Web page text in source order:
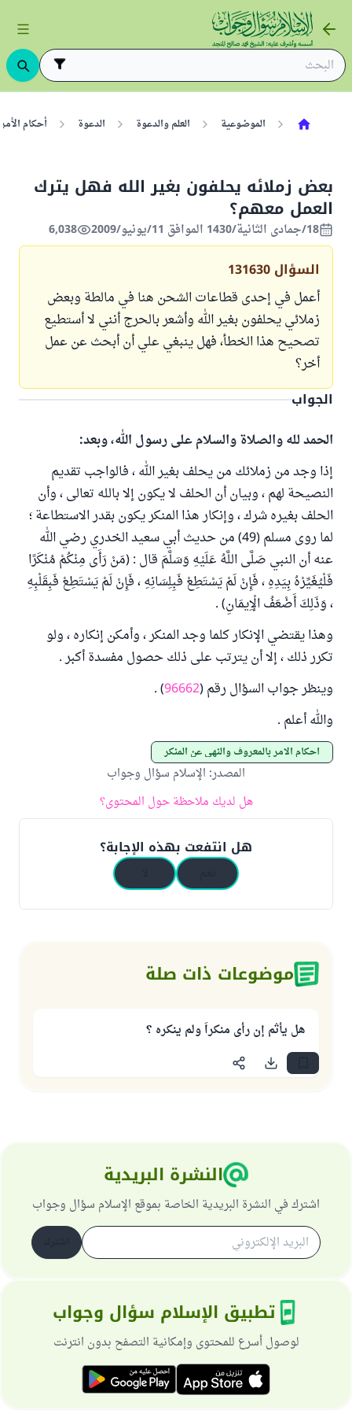
الموضوعية العلم والدعوة الدعوة أحكام
بعض زملائه يحلفون بغير الله فهل يترك
العمل معهم؟
18/جمادى الثانية/1430 الموافق 11/يونيو/2009 6,038
السؤال 131630
أعمل في إحدى قطاعات الشحن هنا في مالطة وبعض
زملائي يحلفون بغير الله وأشعر بالحرج أنني لا أستطيع
تصحيح هذا الخطأ، فهل ينبغي علي أن أبحث عن عمل
أخر؟
الجواب
الحمد لله والصلاة والسلام على رسول الله، وبعد:
إذا وجد من زملائك من يحلف بغير الله ، فالواجب تقديم
النصيحة لهم ، وبيان أن الحلف لا يكون إلا بالله تعالى ، وأن
الحلف بغيره شرك ، وإنكار هذا المنكر يكون بقدر الاستطاعة ؛
لما روى مسلم (49) من حديث أبي سعيد الخدري رضي الله
عنه أن النبي صَلَّى اللَّهُ عَلَيْهِ وَسَلَّمَ قال : (مَنْ رَأَى مِنْكُمْ مُنْكَرًا
فَلْيُغَيِّرْهُ بِيَدِهِ ، فَإِنْ لَمْ يَسْتَطِعْ فَبِلِسَانِهِ ، فَإِنْ لَمْ يَسْتَطِعْ فَبِقَلْبِهِ
، وَذَلِكَ أَضْعَفُ الْإِيمَانِ) .
وهذا يقتضي الإنكار كلما وجد المنكر ، وأمكن إنكاره ، ولو
تكرر ذلك ، إلا أن يترتب على ذلك حصول مفسدة أكبر .
وينظر جواب السؤال رقم (96662
) .
والله أعلم .
أحكام الأمر بالمعروف والنهي عن المنكر
المصدر: الإسلام سؤال وجواب
هل لديك ملاحظة حول المحتوى؟
هل انتفعت بهذه الإجابة؟
موضوعات ذات صلة
هل يأثم إن رأى منكراً ولم ينكره ؟
النشرة البريدية
اشترك في النشرة البريدية الخاصة بموقع الإسلام سؤال وجواب
تطبيق الإسلام سؤال وجواب
لوصول أسرع للمحتوى وإمكانية التصفح بدون انترنت